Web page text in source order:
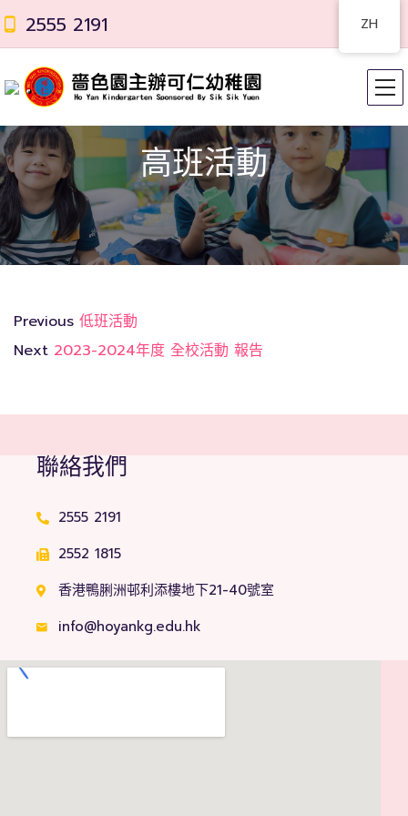
2555 2191
高班活動
Previous 低班活動
Next 2023-2024年度 全校活動 報告
聯絡我們
2555 2191
2552 1815
香港鴨脷洲邨利添樓地下21-40號室
info@hoyankg.edu.hk
ZH